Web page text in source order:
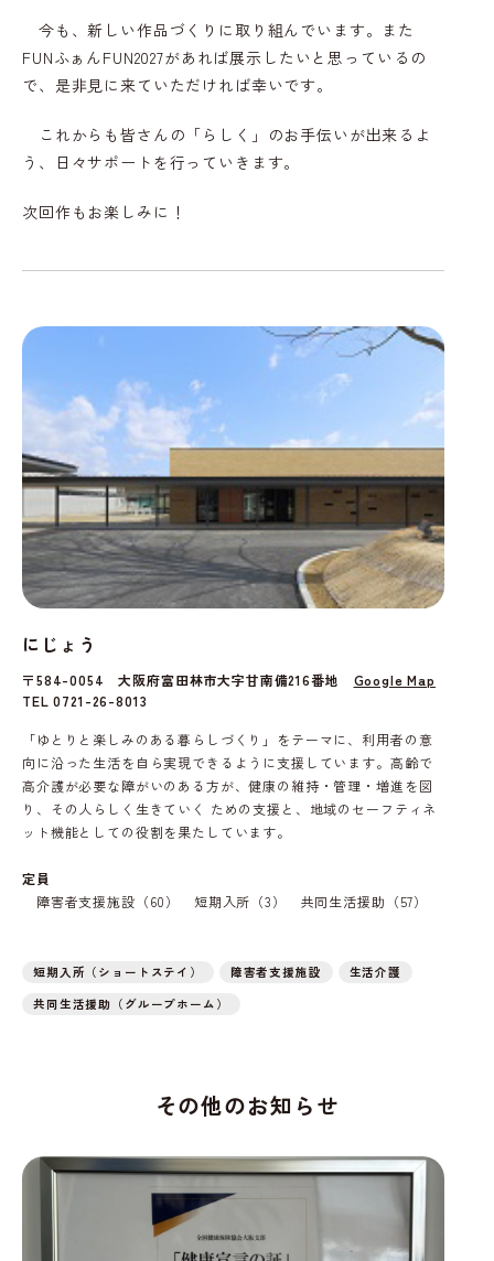
今も、新しい作品づくりに取り組んでいます。また
FUNふぁんFUN2027があれば展示したいと思っているの
で、是非見に来ていただければ幸いです。
これからも皆さんの「らしく」のお手伝いが出来るよ
う、日々サポートを行っていきます。
次回作もお楽しみに！
にじょう
〒584-0054 大阪府富田林市大字甘南備216番地 Google Map
TEL 0721-26-8013
「ゆとりと楽しみのある暮らしづくり」をテーマに、利用者の意
向に沿った生活を自ら実現できるように支援しています。高齢で
高介護が必要な障がいのある方が、健康の維持・管理・増進を図
り、その人らしく生きていく ための支援と、地域のセーフティネ
ット機能としての役割を果たしています。
定員
障害者支援施設（60） 短期入所（3） 共同生活援助（57）
短期入所（ショートステイ） 障害者支援施設
生活介護
共同生活援助（グループホーム）
その他のお知らせ